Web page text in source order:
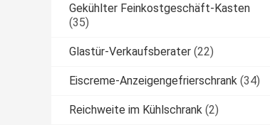
Gekühlter Feinkostgeschäft-Kasten
(35)
Glastür-Verkaufsberater (22)
Eiscreme-Anzeigengefrierschrank (34)
Reichweite im Kühlschrank (2)